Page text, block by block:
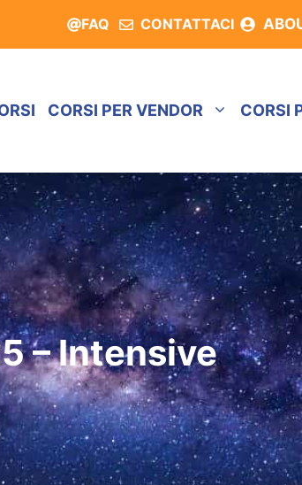
FAQ CONTATTACI
CORSI PER VENDOR CORSI
– Intensive